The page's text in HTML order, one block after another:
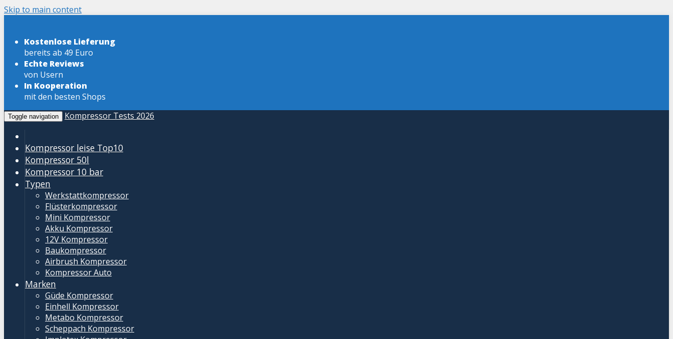
Skip to main content
Kostenlose Lieferung
bereits ab 49 Euro
Echte Reviews
von Usern
In Kooperation
mit den besten Shops
Toggle navigation Kompressor Tests 2026
Kompressor leise Top10
Kompressor 50l
Kompressor 10 bar
Typen
Werkstattkompressor
Flüsterkompressor
Mini Kompressor
Akku Kompressor
12V Kompressor
Baukompressor
Airbrush Kompressor
Kompressor Auto
Marken
Güde Kompressor
Einhell Kompressor
Metabo Kompressor
Scheppach Kompressor